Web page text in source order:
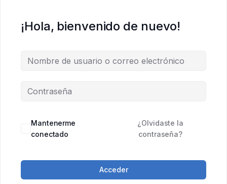
¡Hola, bienvenido de nuevo!
Mantenerme
conectado
¿Olvidaste la
contraseña?
Acceder